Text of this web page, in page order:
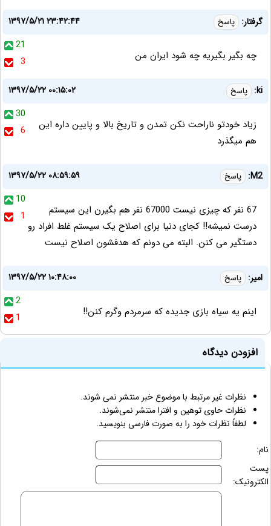
گرفتار: پاسخ
۱۳۹۷/۵/۲۱ ۲۳:۴۲:۴۴
21
3
چه بگیر بگیریه چه شود ایران من
ki: پاسخ
۱۳۹۷/۵/۲۲ ۰۰:۱۵:۰۲
30
6
زیاد خودتو ناراحت نکن تمدن و تاریخ بالا و پایین داره این
هم میگذرد
M2: پاسخ
۱۳۹۷/۵/۲۲ ۰۸:۵۹:۵۹
10
1
67 نفر که چیزی نیست 67000 نفر هم بگیرن این سیستم
درست نمیشه!! کجای دنیا برای اصلاح یک سیستم غلط افراد رو
دستگیر می کنن. البته می دونم که هدفشون اصلاح نیست
امیر: پاسخ
۱۳۹۷/۵/۲۲ ۱۰:۴۸:۰۰
2
1
اینم یه سیاه بازی جدیده که سرمردم وگرم کنن!!
افزودن دیدگاه
نظرات غیر مرتبط با موضوع خبر منتشر نمی شوند.
نظرات حاوی توهین و افترا منتشر نمی‌شوند.
لطفاً نظرات خود را به صورت فارسی بنویسید.
نام:
پست
الکترونیک: